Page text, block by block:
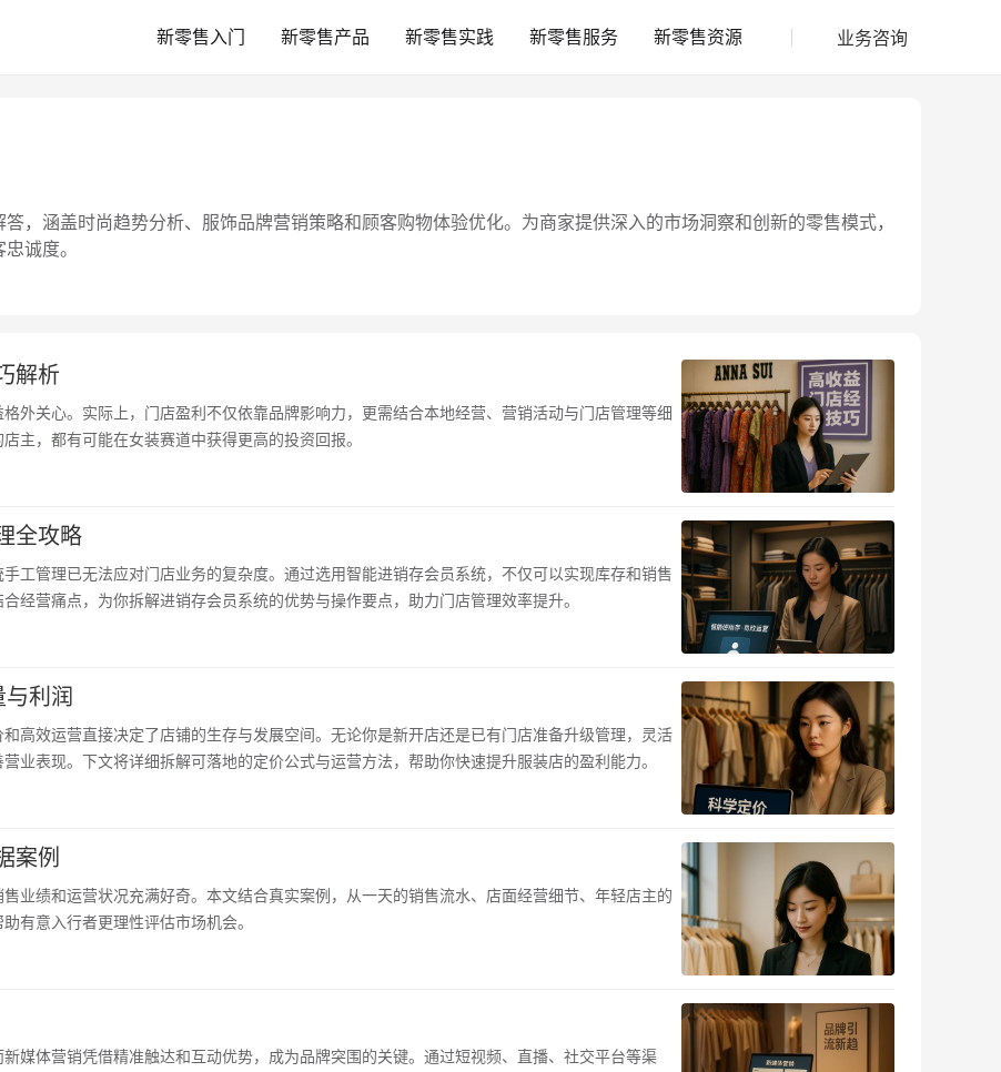
新零售入门 新零售产品 新零售实践 新零售服务 新零售资源 业务咨询
，涵盖时尚趋势分析、服饰品牌营销策略和顾客购物体验优化。为商家提供深入的市场洞察和创新的零售模式，
诚度。
解析
外关心。实际上，门店盈利不仅依靠品牌影响力，更需结合本地经营、营销活动与门店管理等细
主，都有可能在女装赛道中获得更高的投资回报。
全攻略
工管理已无法应对门店业务的复杂度。通过选用智能进销存会员系统，不仅可以实现库存和销售
经营痛点，为你拆解进销存会员系统的优势与操作要点，助力门店管理效率提升。
利润
高效运营直接决定了店铺的生存与发展空间。无论你是新开店还是已有门店准备升级管理，灵活
业表现。下文将详细拆解可落地的定价公式与运营方法，帮助你快速提升服装店的盈利能力。
案例
业绩和运营状况充满好奇。本文结合真实案例，从一天的销售流水、店面经营细节、年轻店主的
有意入行者更理性评估市场机会。
媒体营销凭借精准触达和互动优势，成为品牌突围的关键。通过短视频、直播、社交平台等渠